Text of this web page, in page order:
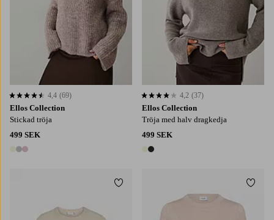
Ellos Collection
Stickad tröja
499 SEK
3 färger
4,4 baserat på 69 st betyg
4,4 (69)
Ellos Collection
Tröja med halv dragkedja
499 SEK
2 färger
4,2 baserat på 37 st betyg
4,2 (37)
Lägg till i favoriter